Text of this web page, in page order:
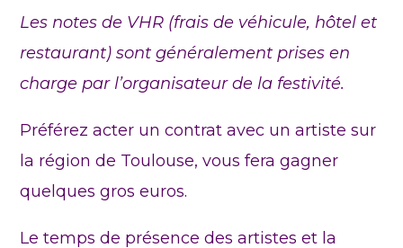
Les notes de VHR (frais de véhicule, hôtel et
restaurant) sont généralement prises en
charge par l’organisateur de la festivité.
Préférez acter un contrat avec un artiste sur
la région de Toulouse, vous fera gagner
quelques gros euros.
Le temps de présence des artistes et la